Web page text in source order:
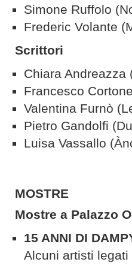
Simone Ruffolo
Frederic Volante
Scrittori
Chiara Andreazza
Francesco
Valentina Furnò
Pietro Gandolfi
Luisa Vassallo
MOSTRE
Mostre a Palazzo
15 ANNI DI
Alcuni artisti